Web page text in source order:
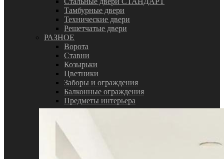
Тамбурные двери
Технические двери
Решетчатые двери
РАЗНОЕ
Ворота
Ставни
Козырьки
Цветники
Заборы и ограждения
Балконные ограждения
Предметы интерьера